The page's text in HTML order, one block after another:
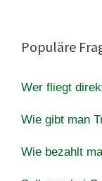
Populäre
Wer fliegt
Wie gibt man
Wie bezahlt